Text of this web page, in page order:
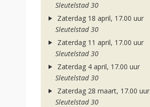
Sleutelstad 30
Zaterdag 18 april, 17.00 uur
Sleutelstad 30
Zaterdag 11 april, 17.00 uur
Sleutelstad 30
Zaterdag 4 april, 17.00 uur
Sleutelstad 30
Zaterdag 28 maart, 17.00 uur
Sleutelstad 30